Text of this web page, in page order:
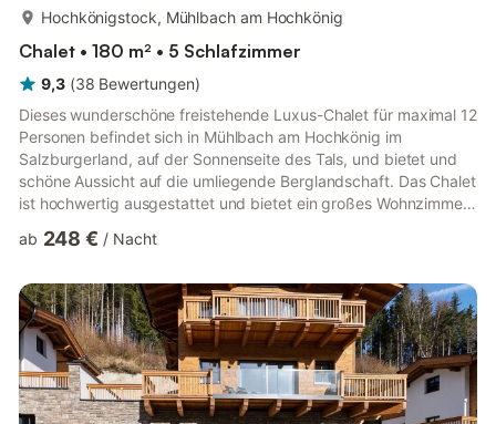
Hochkönigstock, Mühlbach am Hochkönig
Chalet • 180 m² • 5 Schlafzimmer
9,3 (38 Bewertungen)
Dieses wunderschöne freistehende Luxus-Chalet für maximal 12
Personen befindet sich in Mühlbach am Hochkönig im
Salzburgerland, auf der Sonnenseite des Tals, und bietet und
schöne Aussicht auf die umliegende Berglandschaft. Das Chalet
ist hochwertig ausgestattet und bietet ein großes Wohnzimmer,
große, auf 3 Etagen verteilte und im Stil des Chalets gestaltete
Badezimmer. Vom Wohnzimmer und der Küche aus haben Sie
Zugang zu zwei großen Terrassen, die sich auf der Sonnenseite
bef...
ab 248 € / Nacht